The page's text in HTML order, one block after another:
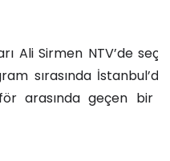
Ali Sirmen NTV’de
sırasında
arasında geçen bir